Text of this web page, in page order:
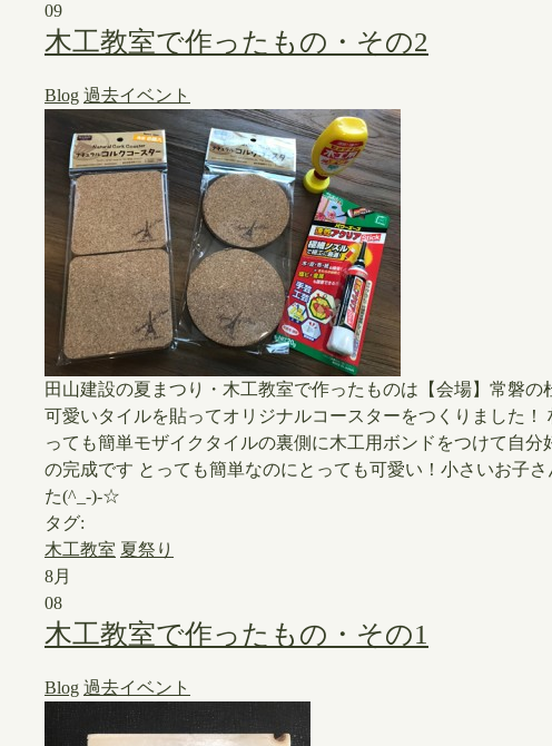
09
木工教室で作ったもの・その2
Blog 過去イベント
田山建設の夏まつり・木工教室で作ったものは【会場】常磐
可愛いタイルを貼ってオリジナルコースターをつくりました
っても簡単モザイクタイルの裏側に木工用ボンドをつけて自
の完成です ​とっても簡単なのにとっても可愛い！小さいお子
た(^_-)-☆
タグ:
木工教室 夏祭り
8月
08
木工教室で作ったもの・その1
Blog 過去イベント